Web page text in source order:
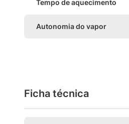
Tempo de aquecimento
Autonomia do vapor
Ficha técnica